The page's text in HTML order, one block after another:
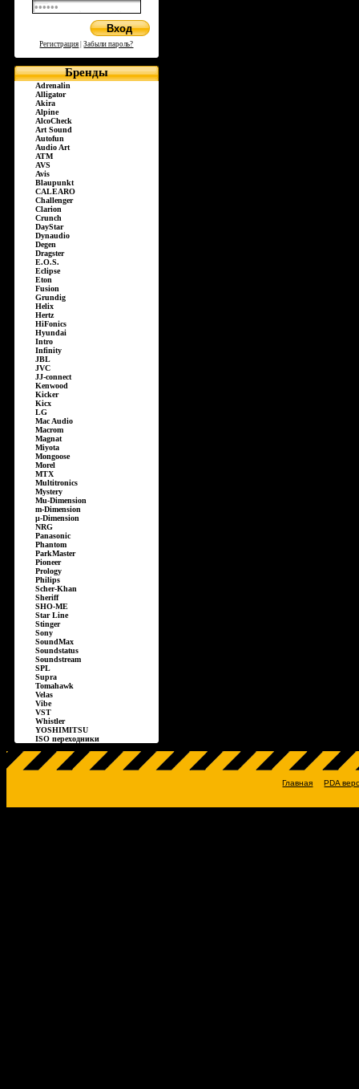
Регистрация |Забыли пароль?
Бренды
Adrenalin
Alligator
Akira
Alpine
AlcoCheck
Art Sound
Autofun
Audio Art
ATM
AVS
Avis
Blaupunkt
CALEARO
Challenger
Clarion
Crunch
DayStar
Dynaudio
Degen
Dragster
E.O.S.
Eclipse
Eton
Fusion
Grundig
Helix
Hertz
HiFonics
Hyundai
Intro
Infinity
JBL
JVC
JJ-connect
Kenwood
Kicker
Kicx
LG
Mac Audio
Macrom
Magnat
Miyota
Mongoose
Morel
MTX
Multitronics
Mystery
Mu-Dimension
m-Dimension
µ-Dimension
NRG
Panasonic
Phantom
ParkMaster
Pioneer
Prology
Philips
Scher-Khan
Sheriff
SHO-ME
Star Line
Stinger
Sony
SoundMax
Soundstatus
Soundstream
SPL
Supra
Tomahawk
Velas
Vibe
VST
Whistler
YOSHIMITSU
ISO переходники
Главная PDA